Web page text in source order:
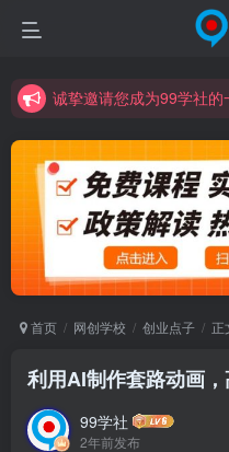
诚挚邀请您成为99学社
诚挚邀请您成为99学社的
学习路上不孤独，99学社与你同行！分享全网优质VIP资源，炒
首页 网创学校 创业点子 正
利用AI制作套路动画
99学社
2年前发布